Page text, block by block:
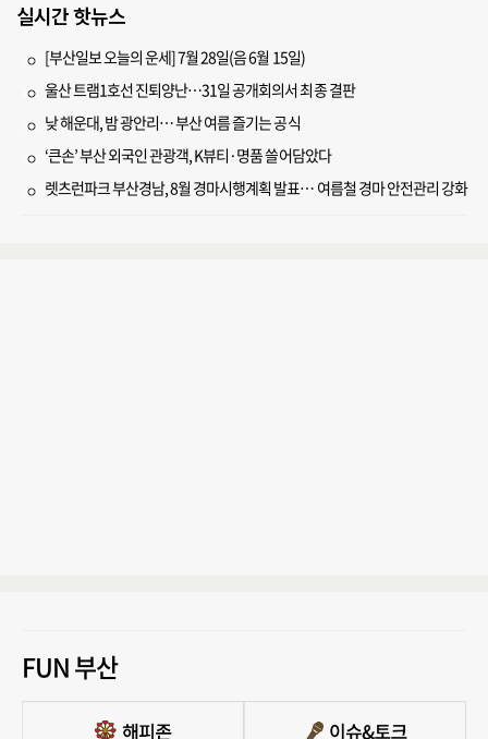
실시간 핫뉴스
[부산일보 오늘의 운세] 7월 28일(음 6월 15일)
울산 트램1호선 진퇴양난…31일 공개회의서 최종 결판
낮 해운대, 밤 광안리… 부산 여름 즐기는 공식
‘큰손’ 부산 외국인 관광객, K뷰티·명품 쓸어담았다
렛츠런파크 부산경남, 8월 경마시행계획 발표… 여름철 경마 안전관리 강화
FUN 부산